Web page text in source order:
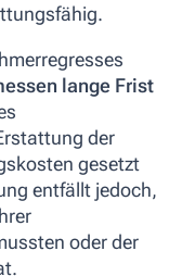
lange Frist
der
gesetzt
entfällt jedoch,
oder der